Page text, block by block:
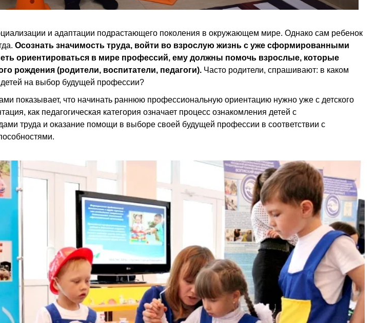
и адаптации подрастающего поколения в окружающем мире. Однако сам ребенок
Осознать значимость труда, войти во взрослую жизнь с уже сформированными
ориентироваться в мире профессий, ему должны помочь взрослые, которые
рождения (родители, воспитатели, педагоги). Часто родители, спрашивают: в каком
на выбор будущей профессии?
показывает, что начинать раннюю профессиональную ориентацию нужно уже с детского
как педагогическая категория означает процесс ознакомления детей с
труда и оказание помощи в выборе своей будущей профессии в соответствии с